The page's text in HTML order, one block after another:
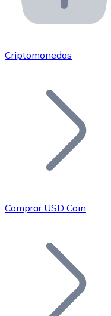
Integra nuestra
Únete a nuestra
Añade tu
Bitcoin
Criptomonedas
Comprar USD Coin